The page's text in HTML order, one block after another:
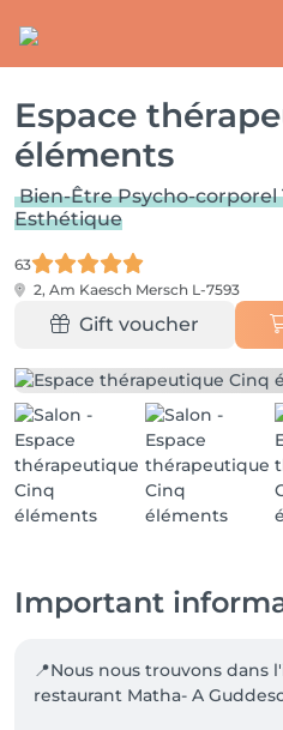
Espace
éléments
Bien-Être Psycho-
Esthétique
63
2, Am Kaesch Mersch L-7593
Gift voucher
Important
📍Nous nous trouvons
restaurant Matha- A